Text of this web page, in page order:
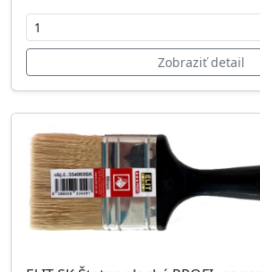
Zobraziť detail